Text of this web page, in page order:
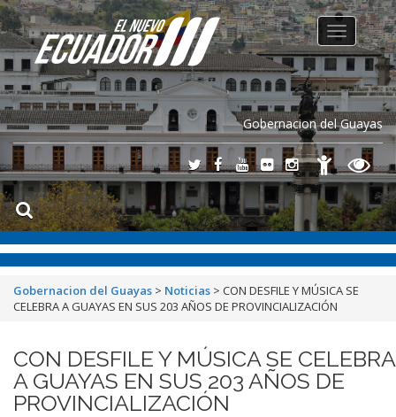
Gobernacion del Guayas
Toggle
navigation
Gobernacion del Guayas > Noticias > CON DESFILE Y MÚSICA SE
CELEBRA A GUAYAS EN SUS 203 AÑOS DE PROVINCIALIZACIÓN
CON DESFILE Y MÚSICA SE CELEBRA
A GUAYAS EN SUS 203 AÑOS DE
PROVINCIALIZACIÓN